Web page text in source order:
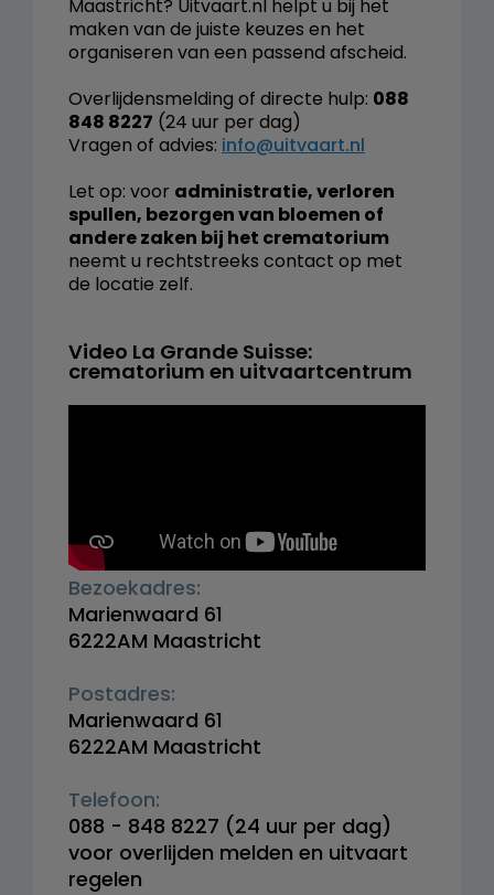
Maastricht? Uitvaart.nl helpt u bij het
maken van de juiste keuzes en het
organiseren van een passend afscheid.
Overlijdensmelding of directe hulp: 088
848 8227 (24 uur per dag)
Vragen of advies: info@uitvaart.nl
Let op: voor administratie, verloren
spullen, bezorgen van bloemen of
andere zaken bij het crematorium
neemt u rechtstreeks contact op met
de locatie zelf.
Video La Grande Suisse:
crematorium en uitvaartcentrum
Bezoekadres:
Marienwaard 61
6222AM Maastricht
Postadres:
Marienwaard 61
6222AM Maastricht
Telefoon:
088 - 848 8227 (24 uur per dag)
voor overlijden melden en uitvaart
regelen